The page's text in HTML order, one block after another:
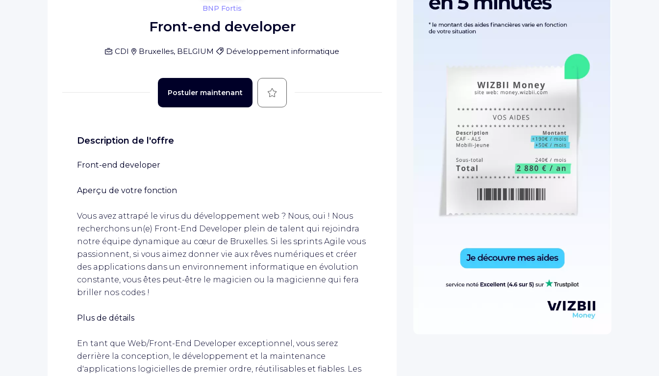
BNP Fortis
Front-end developer
CDI Bruxelles, BELGIUM Développement informatique
Postuler maintenant Sauvegarder
Description de l'offre
Front-end developer
Aperçu de votre fonction
Vous avez attrapé le virus du développement web ? Nous, oui ! Nous
recherchons un(e) Front-End Developer plein de talent qui rejoindra
notre équipe dynamique au cœur de Bruxelles. Si les sprints Agile vous
passionnent, si vous aimez donner vie aux rêves numériques et créer
des applications dans un environnement informatique en évolution
constante, vous êtes peut-être le magicien ou la magicienne qui fera
briller nos codes !
Plus de détails
En tant que Web/Front-End Developer exceptionnel, vous serez
derrière la conception, le développement et la maintenance
d'applications logicielles de premier ordre, réutilisables et fiables. Les